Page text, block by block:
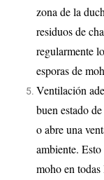
zona de la
residuos de
regularmente
esporas de
Ventilación
buen estado
o abre una
ambiente.
moho en